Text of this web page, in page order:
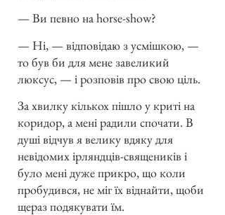
— Ви певно на horse-show?
— Ні, — відповідаю з усмішкою, —
то був би для мене завеликий
люксус, — і розповів про свою ціль.
За хвилку кількох пішло у криті на
коридор, а мені радили спочати. В
душі відчув я велику вдяку для
невідомих ірляндців-священиків і
було мені дуже прикро, що коли
пробудився, не міг їх віднайти, щоби
щераз подякувати їм.